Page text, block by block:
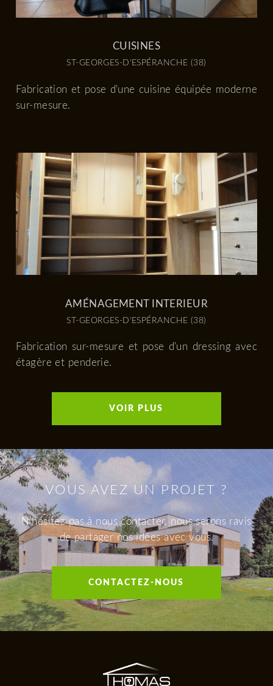
CUISINES
ST-GEORGES-D'ESPÉRANCHE (38)
Fabrication et pose d'une cuisine équipée moderne
sur-mesure.
AMÉNAGEMENT INTERIEUR
ST-GEORGES-D'ESPÉRANCHE (38)
Fabrication sur-mesure et pose d'un dressing avec
étagère et penderie.
VOIR PLUS
VOUS AVEZ UN PROJET ?
N'hésitez pas à nous contacter, nous serons ravis
de partager nos idées avec vous.
CONTACTEZ-NOUS